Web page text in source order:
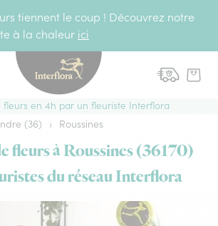
tiennent le coup ! Découvrez notre
à la chaleur ici
fleurs en 4h par un fleuriste Interflora
(36) › Roussines
fleurs à Roussines (36170)
du réseau Interflora